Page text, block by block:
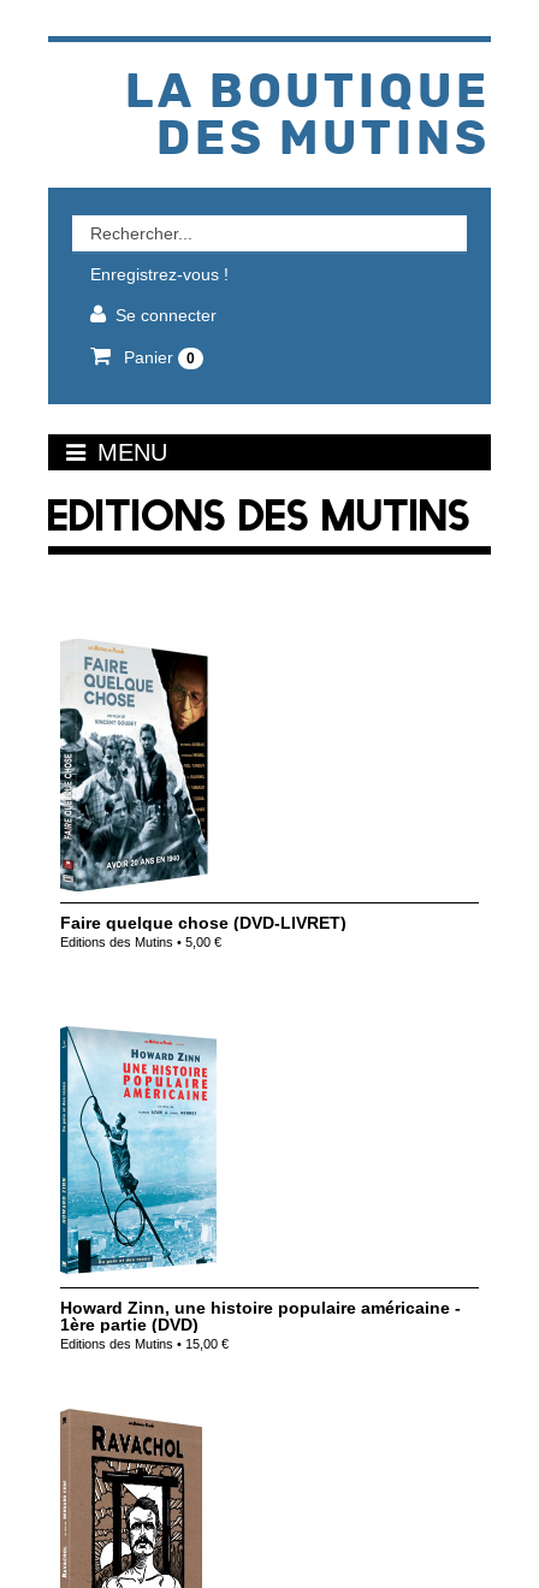
LA BOUTIQUE
DES MUTINS
Rechercher
un
produit
Enregistrez-vous !
Se connecter
Panier 0
MENU
EDITIONS DES MUTINS
Faire quelque chose (DVD-LIVRET)
Editions des Mutins • 5,00 €
Howard Zinn, une histoire populaire américaine -
1ère partie (DVD)
Editions des Mutins • 15,00 €